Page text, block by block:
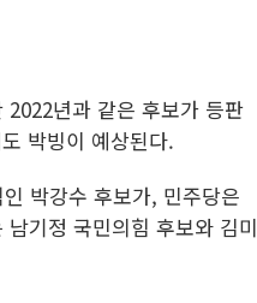
2022년과 같은 후보가 등판
박빙이 예상된다.
박강수 후보가, 민주당은
기정 국민의힘 후보와 김미